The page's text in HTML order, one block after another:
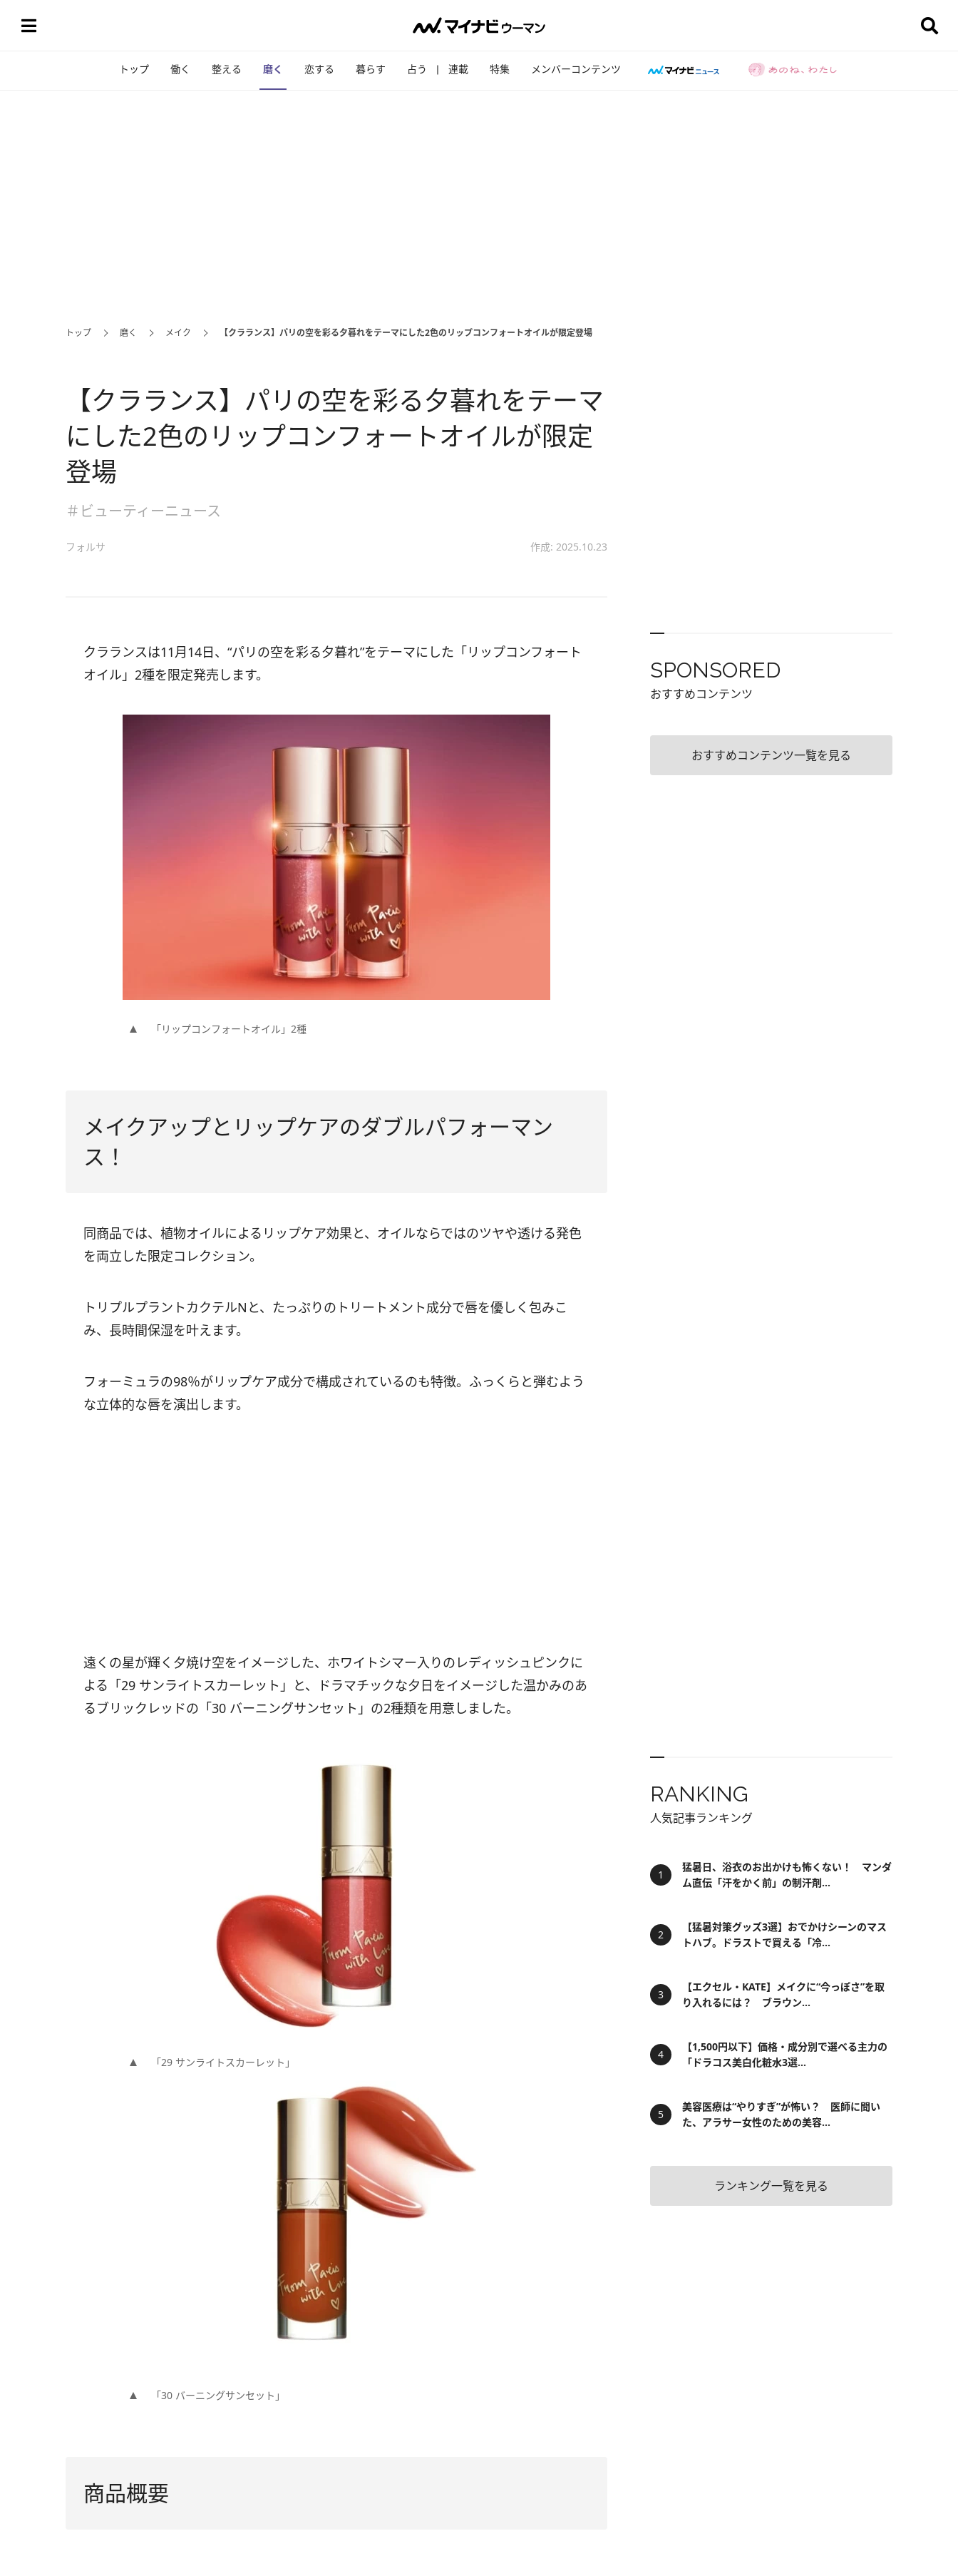
トップ 働く 整える 磨く 恋する 暮らす 占う 連載 特集 メンバーコンテンツ
トップ 磨く メイク 【クラランス】パリの空を彩る夕暮れをテーマにした2色のリップコンフォートオイルが限定登場
【クラランス】パリの空を彩る夕暮れをテーマ
にした2色のリップコンフォートオイルが限定
登場
＃ビューティーニュース
フォルサ 作成: 2025.10.23
クラランスは11月14日、“パリの空を彩る夕暮れ”をテーマにした「リップコンフォート
オイル」2種を限定発売します。
「リップコンフォートオイル」2種
メイクアップとリップケアのダブルパフォーマン
ス！
同商品では、植物オイルによるリップケア効果と、オイルならではのツヤや透ける発色
を両立した限定コレクション。
トリプルプラントカクテルNと、たっぷりのトリートメント成分で唇を優しく包みこ
み、長時間保湿を叶えます。
フォーミュラの98％がリップケア成分で構成されているのも特徴。ふっくらと弾むよう
な立体的な唇を演出します。
遠くの星が輝く夕焼け空をイメージした、ホワイトシマー入りのレディッシュピンクに
よる「29 サンライトスカーレット」と、ドラマチックな夕日をイメージした温かみのあ
るブリックレッドの「30 バーニングサンセット」の2種類を用意しました。
「29 サンライトスカーレット」
「30 バーニングサンセット」
商品概要
SPONSORED
おすすめコンテンツ
おすすめコンテンツ一覧を見る
RANKING
人気記事ランキング
猛暑日、浴衣のお出かけも怖くない！ マンダ
ム直伝「汗をかく前」の制汗剤...
【猛暑対策グッズ3選】おでかけシーンのマス
トハブ。ドラストで買える「冷...
【エクセル・KATE】メイクに“今っぽさ”を取
り入れるには？ ブラウン...
【1,500円以下】価格・成分別で選べる主力の
「ドラコス美白化粧水3選...
美容医療は“やりすぎ”が怖い？ 医師に聞い
た、アラサー女性のための美容...
ランキング一覧を見る